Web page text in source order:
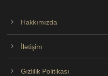
Hakkımızda
İletişim
Gizlilik Politikası